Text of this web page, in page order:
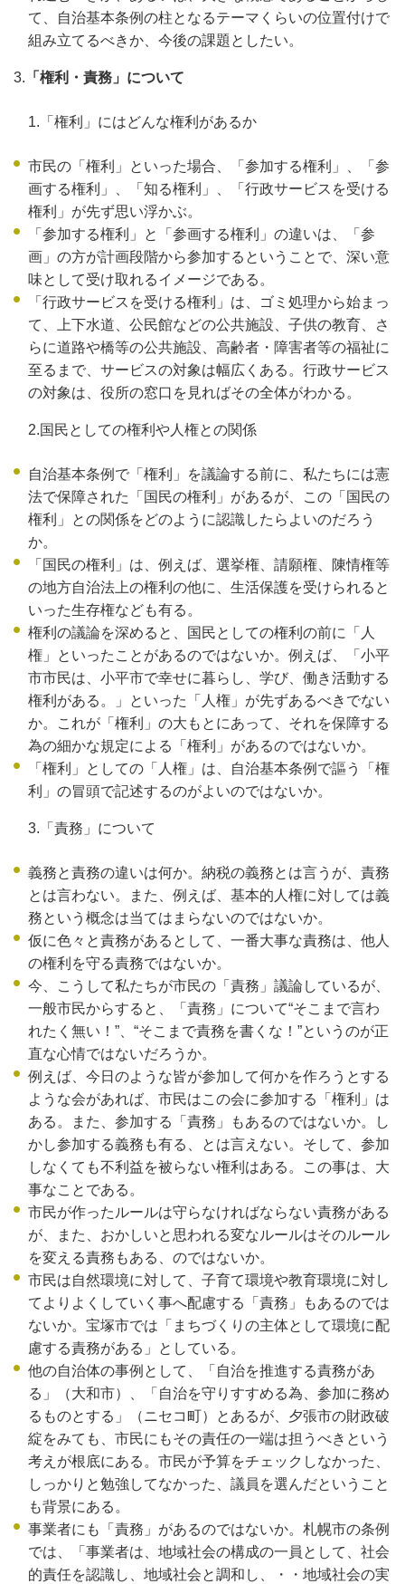
て、自治基本条例の柱となるテーマくらいの位置付けで
組み立てるべきか、今後の課題としたい。
3. 「権利・責務」について
1.「権利」にはどんな権利があるか
市民の「権利」といった場合、「参加する権利」、「参
画する権利」、「知る権利」、「行政サービスを受ける
権利」が先ず思い浮かぶ。
「参加する権利」と「参画する権利」の違いは、「参
画」の方が計画段階から参加するということで、深い意
味として受け取れるイメージである。
「行政サービスを受ける権利」は、ゴミ処理から始まっ
て、上下水道、公民館などの公共施設、子供の教育、さ
らに道路や橋等の公共施設、高齢者・障害者等の福祉に
至るまで、サービスの対象は幅広くある。行政サービス
の対象は、役所の窓口を見ればその全体がわかる。
2.国民としての権利や人権との関係
自治基本条例で「権利」を議論する前に、私たちには憲
法で保障された「国民の権利」があるが、この「国民の
権利」との関係をどのように認識したらよいのだろう
か。
「国民の権利」は、例えば、選挙権、請願権、陳情権等
の地方自治法上の権利の他に、生活保護を受けられると
いった生存権なども有る。
権利の議論を深めると、国民としての権利の前に「人
権」といったことがあるのではないか。例えば、「小平
市市民は、小平市で幸せに暮らし、学び、働き活動する
権利がある。」といった「人権」が先ずあるべきでない
か。これが「権利」の大もとにあって、それを保障する
為の細かな規定による「権利」があるのではないか。
「権利」としての「人権」は、自治基本条例で謳う「権
利」の冒頭で記述するのがよいのではないか。
3.「責務」について
義務と責務の違いは何か。納税の義務とは言うが、責務
とは言わない。また、例えば、基本的人権に対しては義
務という概念は当てはまらないのではないか。
仮に色々と責務があるとして、一番大事な責務は、他人
の権利を守る責務ではないか。
今、こうして私たちが市民の「責務」議論しているが、
一般市民からすると、「責務」について“そこまで言わ
れたく無い！”、“そこまで責務を書くな！”というのが正
直な心情ではないだろうか。
例えば、今日のような皆が参加して何かを作ろうとする
ような会があれば、市民はこの会に参加する「権利」は
ある。また、参加する「責務」もあるのではないか。し
かし参加する義務も有る、とは言えない。そして、参加
しなくても不利益を被らない権利はある。この事は、大
事なことである。
市民が作ったルールは守らなければならない責務がある
が、また、おかしいと思われる変なルールはそのルール
を変える責務もある、のではないか。
市民は自然環境に対して、子育て環境や教育環境に対し
てよりよくしていく事へ配慮する「責務」もあるのでは
ないか。宝塚市では「まちづくりの主体として環境に配
慮する責務がある」としている。
他の自治体の事例として、「自治を推進する責務があ
る」（大和市）、「自治を守りすすめる為、参加に務め
るものとする」（ニセコ町）とあるが、夕張市の財政破
綻をみても、市民にもその責任の一端は担うべきという
考えが根底にある。市民が予算をチェックしなかった、
しっかりと勉強してなかった、議員を選んだということ
も背景にある。
事業者にも「責務」があるのではないか。札幌市の条例
では、「事業者は、地域社会の構成の一員として、社会
的責任を認識し、地域社会と調和し、・・地域社会の実